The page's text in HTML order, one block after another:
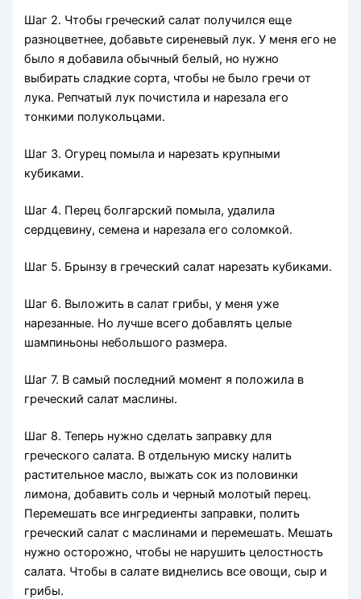
Шаг 2. Чтобы греческий салат получился еще
разноцветнее, добавьте сиреневый лук. У меня его не
было я добавила обычный белый, но нужно
выбирать сладкие сорта, чтобы не было гречи от
лука. Репчатый лук почистила и нарезала его
тонкими полукольцами.
Шаг 3. Огурец помыла и нарезать крупными
кубиками.
Шаг 4. Перец болгарский помыла, удалила
сердцевину, семена и нарезала его соломкой.
Шаг 5. Брынзу в греческий салат нарезать кубиками.
Шаг 6. Выложить в салат грибы, у меня уже
нарезанные. Но лучше всего добавлять целые
шампиньоны небольшого размера.
Шаг 7. В самый последний момент я положила в
греческий салат маслины.
Шаг 8. Теперь нужно сделать заправку для
греческого салата. В отдельную миску налить
растительное масло, выжать сок из половинки
лимона, добавить соль и черный молотый перец.
Перемешать все ингредиенты заправки, полить
греческий салат с маслинами и перемешать. Мешать
нужно осторожно, чтобы не нарушить целостность
салата. Чтобы в салате виднелись все овощи, сыр и
грибы.